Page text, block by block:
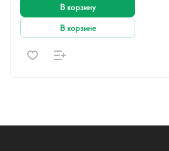
В корзину
В корзине